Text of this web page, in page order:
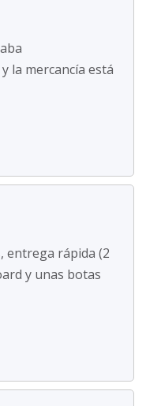
la mercancía está
entrega rápida (2
y unas botas